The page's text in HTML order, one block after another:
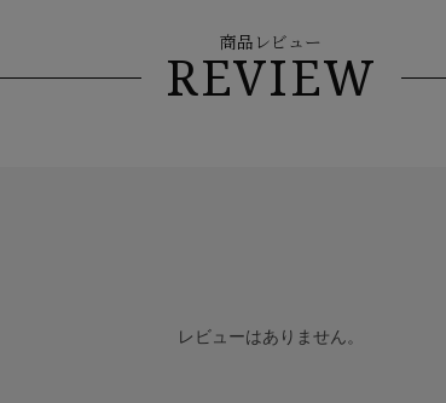
商品レビュー
REVIEW
レビューはありません。